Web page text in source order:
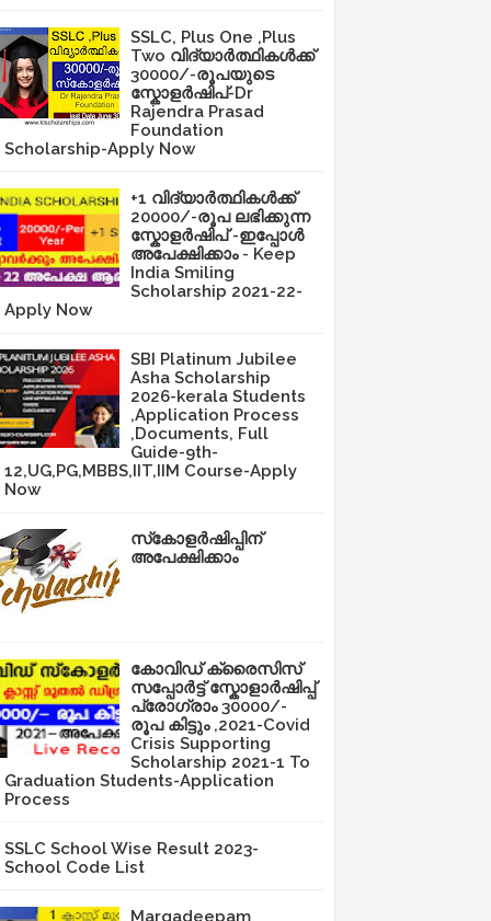
SSLC, Plus One ,Plus
Two വിദ്യാർത്ഥികൾക്ക്
30000/-രൂപയുടെ
സ്കോളർഷിപ്-Dr
Rajendra Prasad
Foundation
Scholarship-Apply Now
+1 വിദ്യാർത്ഥികൾക്ക്
20000/-രൂപ ലഭിക്കുന്ന
സ്കോളർഷിപ് -ഇപ്പോൾ
അപേക്ഷിക്കാം - Keep
India Smiling
Scholarship 2021-22-
Apply Now
SBI Platinum Jubilee
Asha Scholarship
2026-kerala Students
,Application Process
,Documents, Full
Guide-9th-
12,UG,PG,MBBS,IIT,IIM Course-Apply
Now
സ്‌കോളർഷിപ്പിന്
അപേക്ഷിക്കാം
കോവിഡ് ക്രൈസിസ്
സപ്പോർട്ട് സ്കോളാർഷിപ്പ്
പ്രോഗ്രാം 30000/-
രൂപ കിട്ടും ,2021-Covid
Crisis Supporting
Scholarship 2021-1 To
Graduation Students-Application
Process
SSLC School Wise Result 2023-
School Code List
Margadeepam